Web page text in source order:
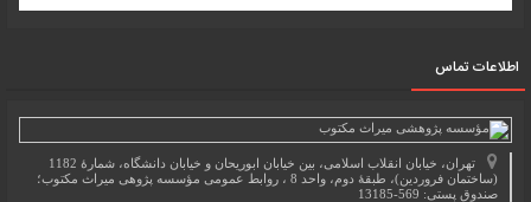
اطلاعات تماس
تهران، خیابان انقلاب اسلامی، بین خیابان ابوریحان و خیابان دانشگاه، شمارۀ 1182
(ساختمان فروردین)، طبقۀ دوم، واحد 8 ، روابط عمومی مؤسسه پژوهی میراث مکتوب؛
صندوق پستی: 569-13185